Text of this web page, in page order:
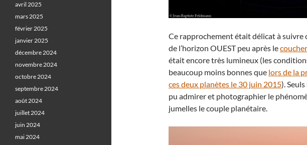
Ce rapprochement était délicat à suivre
de l’horizon OUEST peu après le
était encore très lumineux (les
beaucoup moins bonnes que lors de la
ces deux planètes le 30 juin 2015).
pu admirer et photographier le
jumelles le couple planétaire.
avril 2025
mars 2025
février 2025
janvier 2025
décembre 2024
novembre 2024
octobre 2024
septembre 2024
août 2024
juillet 2024
juin 2024
mai 2024